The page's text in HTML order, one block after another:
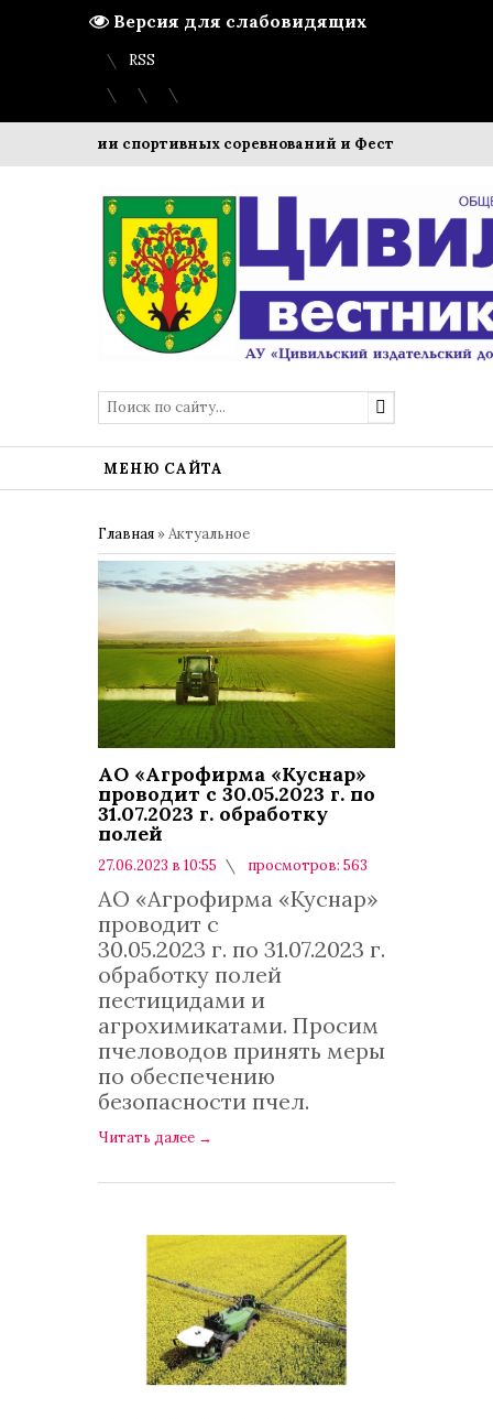
Версия для слабовидящих
Вход Регистрация
Карта сайта
RSS
спортивных соревнований и Фестиваля ВФСК ГТО
МЕНЮ САЙТА
Главная »Актуальное
АО «Агрофирма «Куснар»
проводит с 30.05.2023 г. по
31.07.2023 г. обработку
полей
27.06.2023 в 10:55
просмотров: 563
комментариев: 0
АО «Агрофирма «Куснар»
проводит с
30.05.2023 г. по 31.07.2023 г.
обработку полей
пестицидами и
агрохимикатами. Просим
пчеловодов принять меры
по обеспечению
безопасности пчел.
Читать далее →